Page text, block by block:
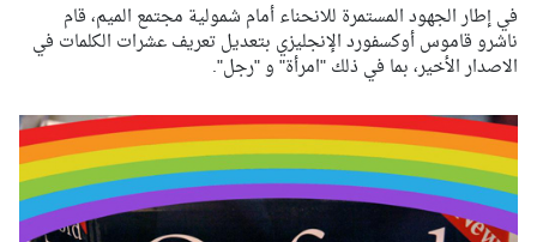
في إطار الجهود المستمرة للانحناء أمام شمولية مجتمع الميم، قام
ناشرو قاموس أوكسفورد الإنجليزي بتعديل تعريف عشرات الكلمات في
الاصدار الأخير، بما في ذلك "امرأة" و "رجل".